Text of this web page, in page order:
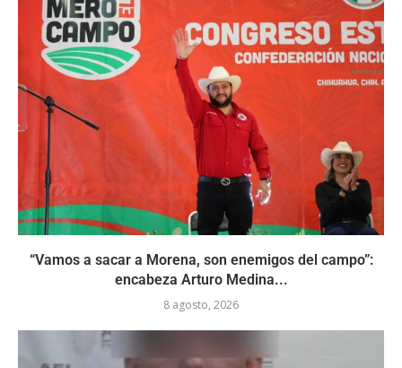
“Vamos a sacar a Morena, son enemigos del campo”:
encabeza Arturo Medina...
8 agosto, 2026